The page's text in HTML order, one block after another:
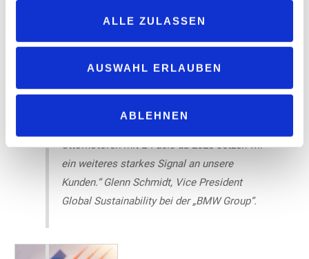
ALLE ZULASSEN
AUSWAHL ERLAUBEN
ABLEHNEN
wichtige Rolle. Deswegen erfolgt seit Beginn
werden, mit regenerativem Diesel HVO100.
Heute legen wir gemeinsam in Deutschland
Ottomotoren mit E-Fuels ab 2028 setzen wir
ein weiteres starkes Signal an unsere
Kunden.“ Glenn Schmidt, Vice President
Global Sustainability bei der „BMW Group“.